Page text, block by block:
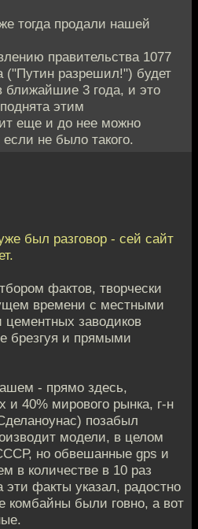
тогда продали нашей
правительства 1077
("Путин разрешил!") будет
ближайшие 3 года, и это
этим
еще и до нее можно
не было такого.
был разговор - сей сайт
фактов, творчески
времени с местными
цементных заводиков
брезгуя и прямыми
- прямо здесь,
и 40% мирового рынка, г-н
позабыл
модели, в целом
но обвешанные gps и
в количестве в 10 раз
факты указал, радостно
комбайны были говно, а вот